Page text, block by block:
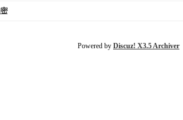
Powered by Discuz! X3.5 Archiver